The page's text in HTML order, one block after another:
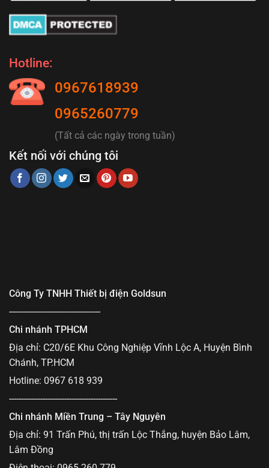
Hotline:
0967618939
0965260779
(Tất cả các ngày trong tuần)
Kết nối với chúng tôi
Công Ty TNHH Thiết bị điện Goldsun
--------------------------------------
Chi nhánh TPHCM
Địa chỉ: C20/6E Khu Công Nghiệp Vĩnh Lộc A, Huyện Bình
Chánh, TP.HCM
Hotline: 0967 618 939
---------------------------------------------
Chi nhánh Miền Trung – Tây Nguyên
Địa chỉ: 91 Trấn Phú, thị trấn Lộc Thắng, huyện Bảo Lâm,
Lâm Đồng